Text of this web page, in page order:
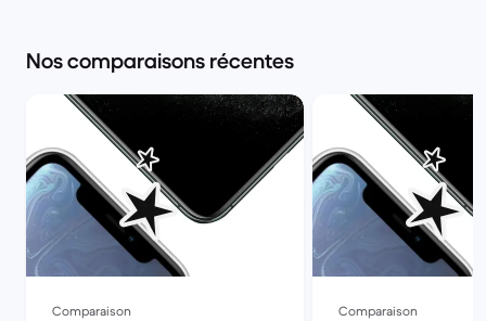
Nos comparaisons récentes
Comparaison Comparaison